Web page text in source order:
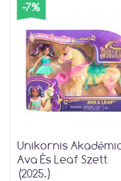
-7%
Unikornis
Ava És Leaf Szett
(2025.)